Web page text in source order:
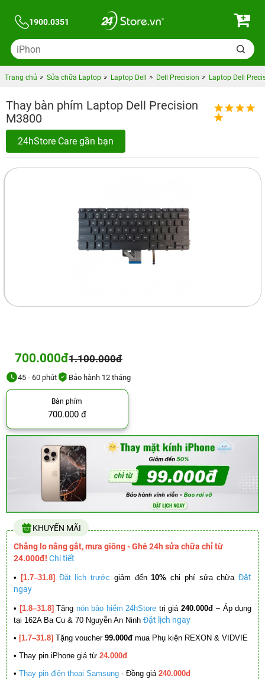
1900.0351
Trang chủ Sửa chữa Laptop Laptop Dell Dell Precision Laptop Dell
Thay bàn phím Laptop Dell Precision
M3800
24hStore Care gần bạn
700.000đ1.100.000đ
45 - 60 phút Bảo hành 12 tháng
Bàn phím
700.000 đ
KHUYẾN MÃI
Chẳng lo nắng gắt, mưa giông - Ghé 24h sửa chữa chỉ từ
24.000đ! Chi tiết
• [1.7–31.8] Đặt lịch trước giảm đến10% chi phí sửa chữa Đặt
ngay
• [1.8–31.8] Tặng nón bảo hiểm 24hStore trị giá 240.000đ – Áp dụng
tại 162A Ba Cu & 70 Nguyễn An Ninh Đặt lịch ngay
• [1.7–31.8] Tặng voucher 99.000đ mua Phụ kiện REXON & VIDVIE
• Thay pin iPhone giá từ 24.000đ
• Thay pin điện thoại Samsung - Đồng giá 240.000đ